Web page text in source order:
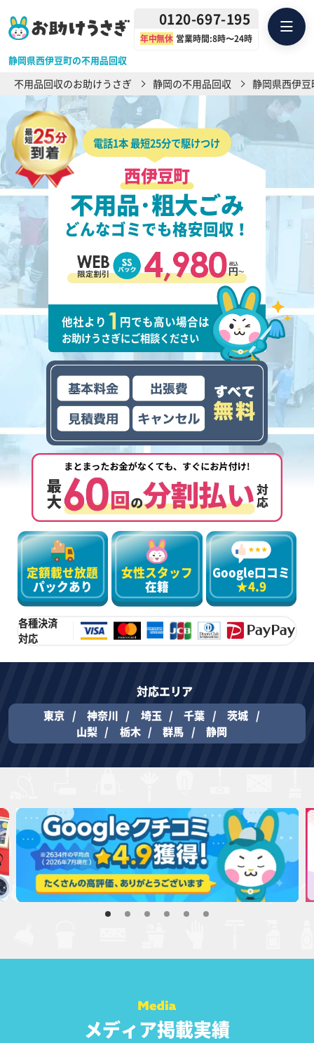
静岡県西伊豆町の不用品回収
0120-697-195
年中無休 営業時間:8時〜24時
不用品回収のお助けうさぎ 静岡の不用品回収 静岡県西伊
電話1本 最短25分で駆けつけ
西伊豆町
不用品･粗大ごみ
どんなゴミでも格安回収！
他社より 円でも高い場合は
お助けうさぎにご相談ください
定額載せ放題
パックあり
女性スタッフ
在籍
Google口コミ
★4.9
各種決済
対応
対応エリア
東京 神奈川 埼玉 千葉
茨城
山梨
栃木 群馬 静岡
メディア掲載実績